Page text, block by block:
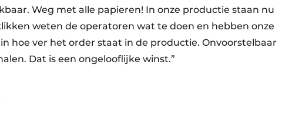
Weg met alle papieren! In onze productie staan nu
weten de operatoren wat te doen en hebben onze
hoe ver het order staat in de productie. Onvoorstelbaar
Dat is een ongelooflijke winst.”